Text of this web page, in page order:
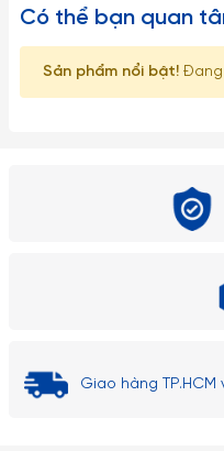
Có thể bạn quan
Sản phẩm nổi bật!
Giao hàng TP.HCM